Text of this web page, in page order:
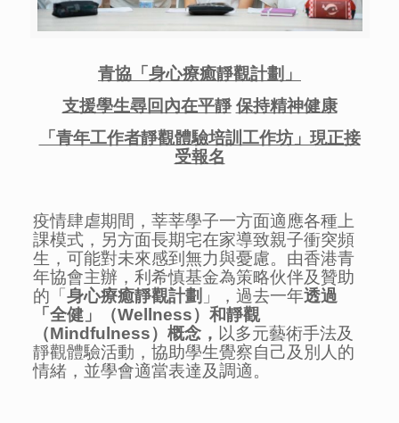
青協「身心療癒靜觀計劃」
支援學生尋回內在平靜 保持精神健康
「青年工作者靜觀體驗培訓工作坊」現正接
受報名
疫情肆虐期間，莘莘學子一方面適應各種上
課模式，另方面長期宅在家導致親子衝突頻
生，可能對未來感到無力與憂慮。由香港青
年協會主辦，利希慎基金為策略伙伴及贊助
的「身心療癒靜觀計劃 」，過去一年透過
「全健」（Wellness）和靜觀
（Mindfulness）概念， 以多元藝術手法及
靜觀體驗活動，協助學生覺察自己及別人的
情緒，並學會適當表達及調適。